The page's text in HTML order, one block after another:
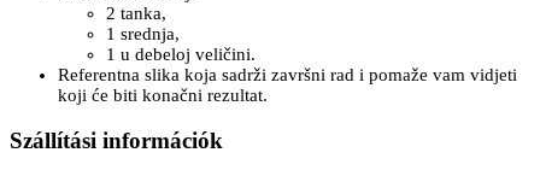
2 tanka,
1 srednja,
1 u debeloj veličini.
Referentna slika koja sadrži završni rad i pomaže vam vidjeti
koji će biti konačni rezultat.
Szállítási információk